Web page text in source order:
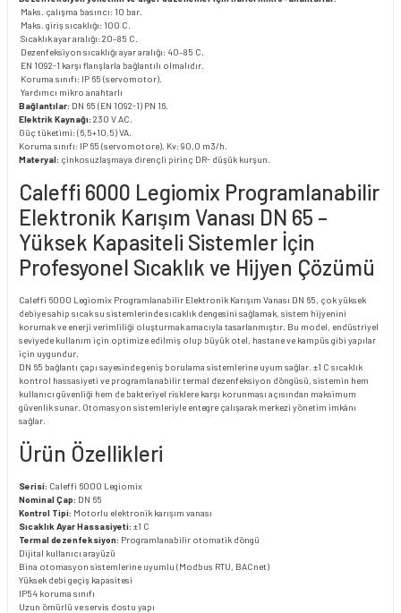
Maks. çalışma basıncı: 10 bar.
Maks. giriş sıcaklığı: 100 C.
Sıcaklık ayar aralığı: 20–85 C.
Dezenfeksiyon sıcaklığı ayar aralığı: 40–85 C.
EN 1092-1 karşı flanşlarla bağlantılı olmalıdır.
Koruma sınıfı: IP 65 (servomotor).
Yardımcı mikro anahtarlı
Bağlantılar: DN 65 (EN 1092-1) PN 16.
Elektrik Kaynağı: 230 V AC.
Güç tüketimi: (6,5+10,5) VA.
Koruma sınıfı: IP 65 (servomotore). Kv: 90,0 m3/h.
Materyal: çinkosuzlaşmaya dirençli pirinç DR- düşük kurşun.
Caleffi 6000 Legiomix Programlanabilir
Elektronik Karışım Vanası DN 65 –
Yüksek Kapasiteli Sistemler İçin
Profesyonel Sıcaklık ve Hijyen Çözümü
Caleffi 6000 Legiomix Programlanabilir Elektronik Karışım Vanası DN 65, çok yüksek
debiye sahip sıcak su sistemlerinde sıcaklık dengesini sağlamak, sistem hijyenini
korumak ve enerji verimliliği oluşturmak amacıyla tasarlanmıştır. Bu model, endüstriyel
seviyede kullanım için optimize edilmiş olup büyük otel, hastane ve kampüs gibi yapılar
için uygundur.
DN 65 bağlantı çapı sayesinde geniş borulama sistemlerine uyum sağlar. ±1 C sıcaklık
kontrol hassasiyeti ve programlanabilir termal dezenfeksiyon döngüsü, sistemin hem
kullanıcı güvenliği hem de bakteriyel risklere karşı korunması açısından maksimum
güvenlik sunar. Otomasyon sistemleriyle entegre çalışarak merkezi yönetim imkânı
sağlar.
Ürün Özellikleri
Serisi: Caleffi 6000 Legiomix
Nominal Çap: DN 65
Kontrol Tipi: Motorlu elektronik karışım vanası
Sıcaklık Ayar Hassasiyeti: ±1 C
Termal dezenfeksiyon: Programlanabilir otomatik döngü
Dijital kullanıcı arayüzü
Bina otomasyon sistemlerine uyumlu (Modbus RTU, BACnet)
Yüksek debi geçiş kapasitesi
IP54 koruma sınıfı
Uzun ömürlü ve servis dostu yapı